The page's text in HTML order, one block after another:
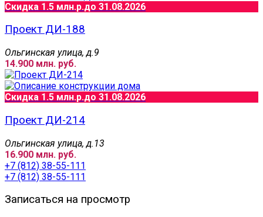
Скидка 1.5 млн.р.до 31.08.2026
Проект ДИ-188
Ольгинская улица, д.9
14.900 млн. руб.
Скидка 1.5 млн.р.до 31.08.2026
Проект ДИ-214
Ольгинская улица, д.13
16.900 млн. руб.
+7 (812) 38-55-111
+7 (812) 38-55-111
Записаться на просмотр